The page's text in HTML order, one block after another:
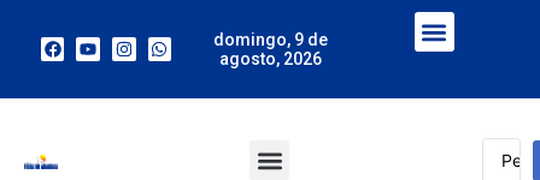
domingo, 9 de
agosto, 2026